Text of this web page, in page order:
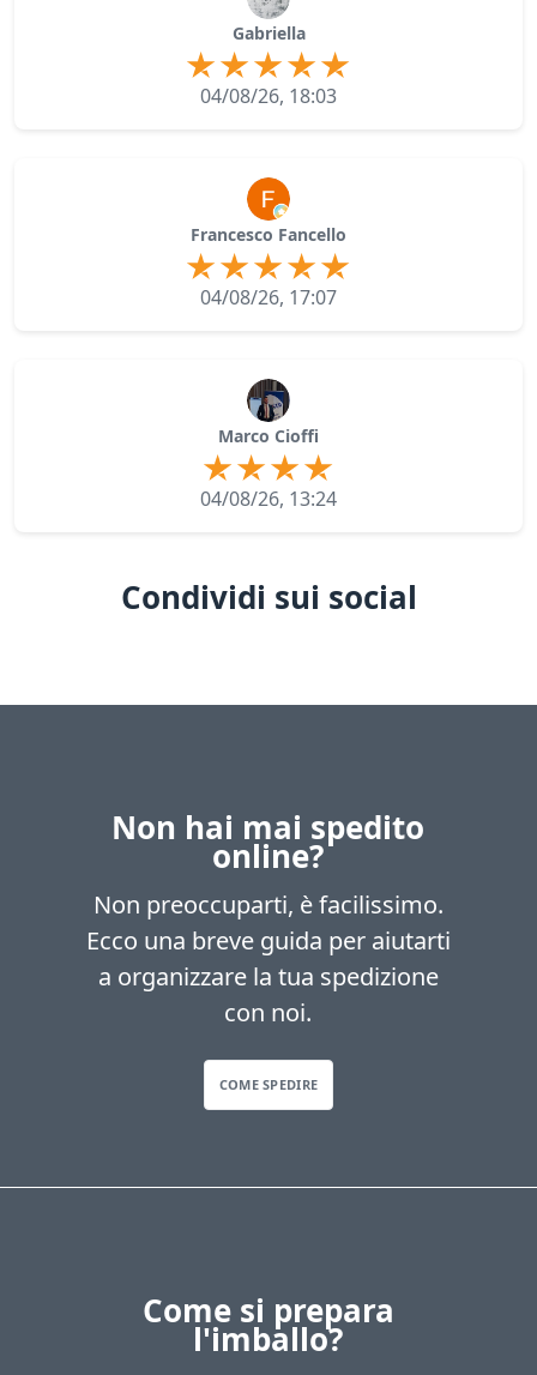
Gabriella
04/08/26, 18:03
Francesco Fancello
04/08/26, 17:07
Marco Cioffi
04/08/26, 13:24
Condividi sui social
Non hai mai spedito
online?
Non preoccuparti, è facilissimo.
Ecco una breve guida per aiutarti
a organizzare la tua spedizione
con noi.
COME SPEDIRE
Come si prepara
l'imballo?